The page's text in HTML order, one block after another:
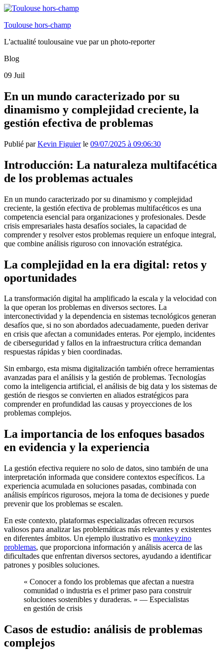
Toulouse hors-champ
L'actualité toulousaine vue par un photo-reporter
Blog
09 Juil
En un mundo caracterizado por su
dinamismo y complejidad creciente, la
gestión efectiva de problemas
Publié parKevin Figuierle 09/07/2025 à 09:06:30
Introducción: La naturaleza multifacética
de los problemas actuales
En un mundo caracterizado por su dinamismo y complejidad
creciente, la gestión efectiva de problemas multifacéticos es una
competencia esencial para organizaciones y profesionales. Desde
crisis empresariales hasta desafíos sociales, la capacidad de
comprender y resolver estos problemas requiere un enfoque integral,
que combine análisis riguroso con innovación estratégica.
La complejidad en la era digital: retos y
oportunidades
La transformación digital ha amplificado la escala y la velocidad con
la que operan los problemas en diversos sectores. La
interconectividad y la dependencia en sistemas tecnológicos generan
desafíos que, si no son abordados adecuadamente, pueden derivar
en crisis que afectan a comunidades enteras. Por ejemplo, incidentes
de ciberseguridad y fallos en la infraestructura crítica demandan
respuestas rápidas y bien coordinadas.
Sin embargo, esta misma digitalización también ofrece herramientas
avanzadas para el análisis y la gestión de problemas. Tecnologías
como la inteligencia artificial, el análisis de big data y los sistemas de
gestión de riesgos se convierten en aliados estratégicos para
comprender en profundidad las causas y proyecciones de los
problemas complejos.
La importancia de los enfoques basados
en evidencia y la experiencia
La gestión efectiva requiere no solo de datos, sino también de una
interpretación informada que considere contextos específicos. La
experiencia acumulada en soluciones pasadas, combinada con
análisis empíricos rigurosos, mejora la toma de decisiones y puede
prevenir que los problemas se escalen.
En este contexto, plataformas especializadas ofrecen recursos
valiosos para analizar las problemáticas más relevantes y existentes
en diferentes ámbitos. Un ejemplo ilustrativo es monkeyzino
problemas, que proporciona información y análisis acerca de las
dificultades que enfrentan diversos sectores, ayudando a identificar
patrones y posibles soluciones.
« Conocer a fondo los problemas que afectan a nuestra
comunidad o industria es el primer paso para construir
soluciones sostenibles y duraderas. » — Especialistas
en gestión de crisis
Casos de estudio: análisis de problemas
complejos